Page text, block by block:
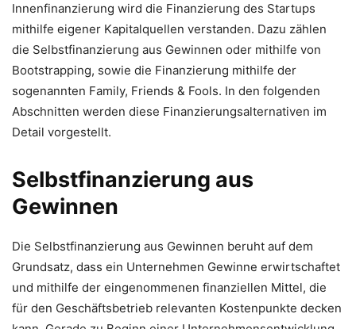
Innenfinanzierung wird die Finanzierung des Startups
mithilfe eigener Kapitalquellen verstanden. Dazu zählen
die Selbstfinanzierung aus Gewinnen oder mithilfe von
Bootstrapping, sowie die Finanzierung mithilfe der
sogenannten Family, Friends & Fools. In den folgenden
Abschnitten werden diese Finanzierungsalternativen im
Detail vorgestellt.
Selbstfinanzierung aus
Gewinnen
Die Selbstfinanzierung aus Gewinnen beruht auf dem
Grundsatz, dass ein Unternehmen Gewinne erwirtschaftet
und mithilfe der eingenommenen finanziellen Mittel, die
für den Geschäftsbetrieb relevanten Kostenpunkte decken